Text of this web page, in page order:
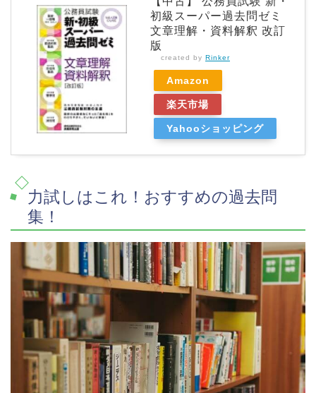
初級スーパー過去問ゼミ
文章理解・資料解釈 改訂
版
created by Rinker
Amazon
楽天市場
Yahooショッピング
力試しはこれ！おすすめの過去問
集！